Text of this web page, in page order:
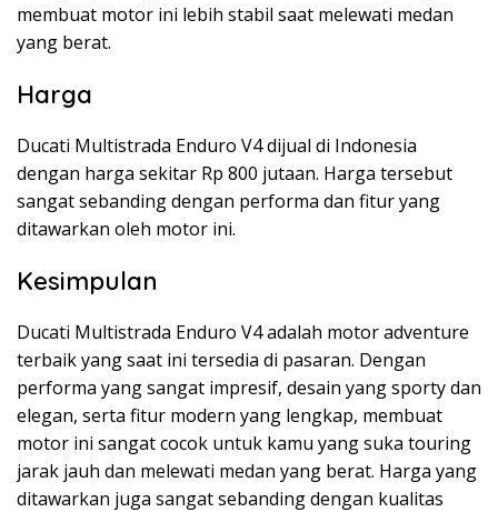
membuat motor ini lebih stabil saat melewati medan
yang berat.
Harga
Ducati Multistrada Enduro V4 dijual di Indonesia
dengan harga sekitar Rp 800 jutaan. Harga tersebut
sangat sebanding dengan performa dan fitur yang
ditawarkan oleh motor ini.
Kesimpulan
Ducati Multistrada Enduro V4 adalah motor adventure
terbaik yang saat ini tersedia di pasaran. Dengan
performa yang sangat impresif, desain yang sporty dan
elegan, serta fitur modern yang lengkap, membuat
motor ini sangat cocok untuk kamu yang suka touring
jarak jauh dan melewati medan yang berat. Harga yang
ditawarkan juga sangat sebanding dengan kualitas